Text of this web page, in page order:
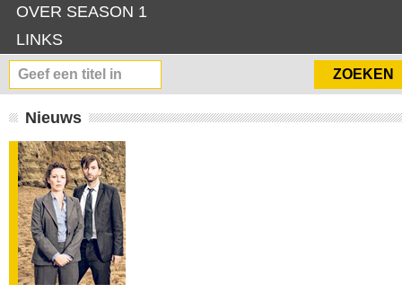
OVER SEASON 1
LINKS
Nieuws